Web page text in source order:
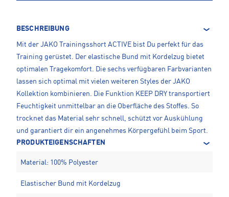
BESCHREIBUNG
Mit der JAKO Trainingsshort ACTIVE bist Du perfekt für das
Training gerüstet. Der elastische Bund mit Kordelzug bietet
optimalen Tragekomfort. Die sechs verfügbaren Farbvarianten
lassen sich optimal mit vielen weiteren Styles der JAKO
Kollektion kombinieren. Die Funktion KEEP DRY transportiert
Feuchtigkeit unmittelbar an die Oberfläche des Stoffes. So
trocknet das Material sehr schnell, schützt vor Auskühlung
und garantiert dir ein angenehmes Körpergefühl beim Sport.
PRODUKTEIGENSCHAFTEN
Material: 100% Polyester
Elastischer Bund mit Kordelzug